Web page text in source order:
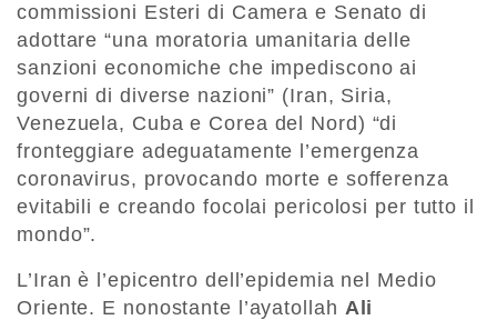
commissioni Esteri di Camera e Senato di
adottare “una moratoria umanitaria delle
sanzioni economiche che impediscono ai
governi di diverse nazioni” (Iran, Siria,
Venezuela, Cuba e Corea del Nord) “di
fronteggiare adeguatamente l’emergenza
coronavirus, provocando morte e sofferenza
evitabili e creando focolai pericolosi per tutto il
mondo”.
L’Iran è l’epicentro dell’epidemia nel Medio
Oriente. E nonostante l’ayatollah Ali